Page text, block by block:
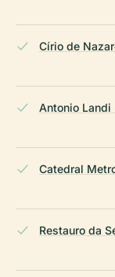
Círio de
Antonio
Catedral
Restauro da